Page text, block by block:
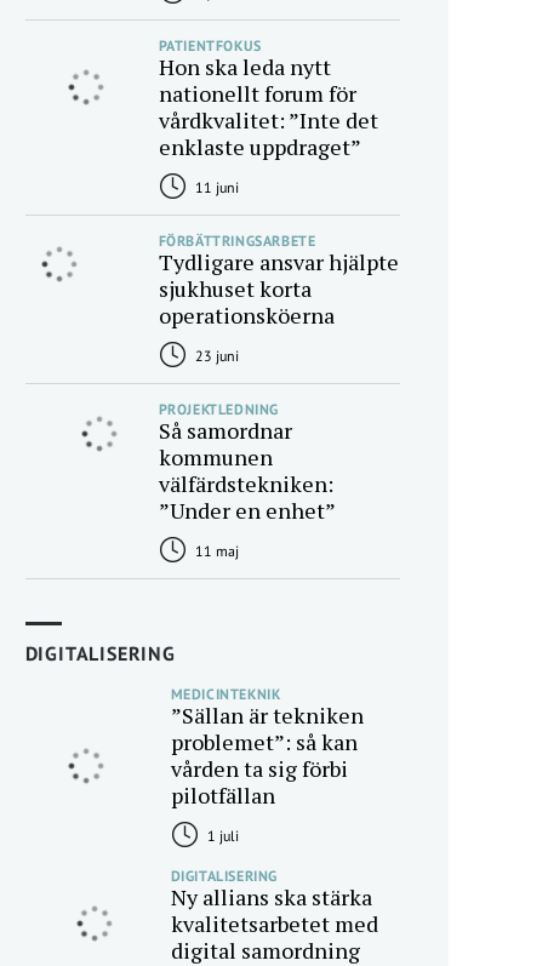
PATIENTFOKUS
Hon ska leda nytt
nationellt forum för
vårdkvalitet: ”Inte det
enklaste uppdraget”
11 juni
FÖRBÄTTRINGSARBETE
Tydligare ansvar hjälpte
sjukhuset korta
operationsköerna
23 juni
PROJEKTLEDNING
Så samordnar
kommunen
välfärdstekniken:
”Under en enhet”
11 maj
DIGITALISERING
MEDICINTEKNIK
”Sällan är tekniken
problemet”: så kan
vården ta sig förbi
pilotfällan
1 juli
DIGITALISERING
Ny allians ska stärka
kvalitetsarbetet med
digital samordning